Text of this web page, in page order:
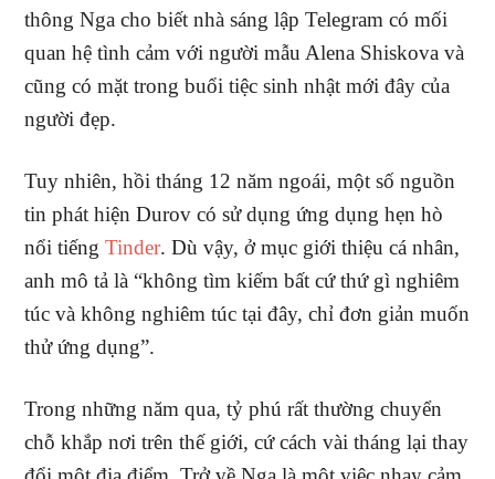
thông Nga cho biết nhà sáng lập Telegram có mối
quan hệ tình cảm với người mẫu Alena Shiskova và
cũng có mặt trong buổi tiệc sinh nhật mới đây của
người đẹp.
Tuy nhiên, hồi tháng 12 năm ngoái, một số nguồn
tin phát hiện Durov có sử dụng ứng dụng hẹn hò
nổi tiếngTinder. Dù vậy, ở mục giới thiệu cá nhân,
anh mô tả là “không tìm kiếm bất cứ thứ gì nghiêm
túc và không nghiêm túc tại đây, chỉ đơn giản muốn
thử ứng dụng”.
Trong những năm qua, tỷ phú rất thường chuyển
chỗ khắp nơi trên thế giới, cứ cách vài tháng lại thay